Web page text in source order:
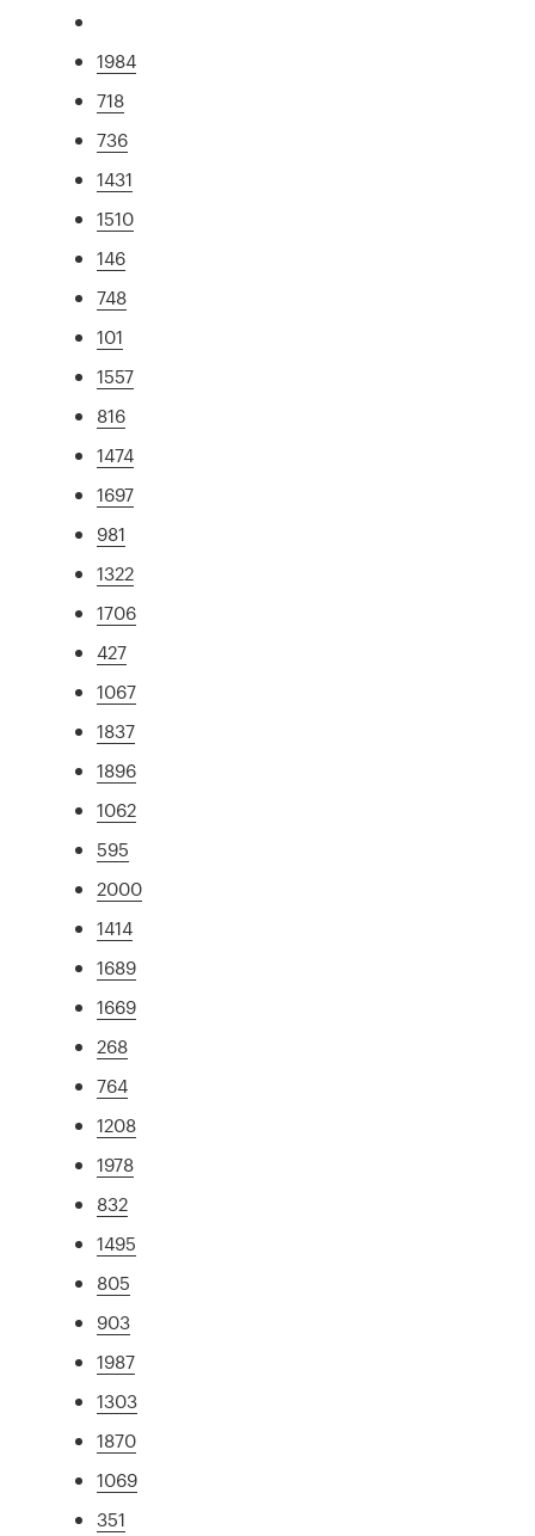
1984
718
736
1431
1510
146
748
101
1557
816
1474
1697
981
1322
1706
427
1067
1837
1896
1062
595
2000
1414
1689
1669
268
764
1208
1978
832
1495
805
903
1987
1303
1870
1069
351